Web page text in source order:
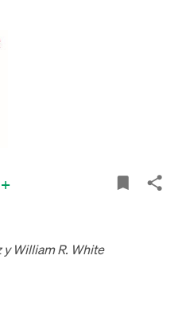
+
y William R. White